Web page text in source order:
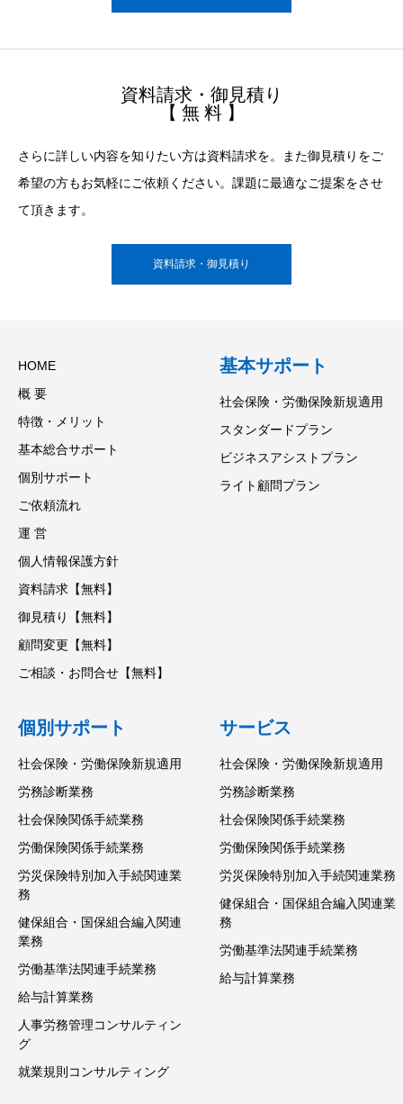
資料請求・御見積り
【 無 料 】
さらに詳しい内容を知りたい方は資料請求を。また御見積りをご
希望の方もお気軽にご依頼ください。課題に最適なご提案をさせ
て頂きます。
資料請求・御見積り
HOME
概 要
特徴・メリット
基本総合サポート
個別サポート
ご依頼流れ
運 営
個人情報保護方針
資料請求【無料】
御見積り【無料】
顧問変更【無料】
ご相談・お問合せ【無料】
基本サポート
社会保険・労働保険新規適用
スタンダードプラン
ビジネスアシストプラン
ライト顧問プラン
個別サポート
社会保険・労働保険新規適用
労務診断業務
社会保険関係手続業務
労働保険関係手続業務
労災保険特別加入手続関連業
務
健保組合・国保組合編入関連
業務
労働基準法関連手続業務
給与計算業務
人事労務管理コンサルティン
グ
就業規則コンサルティング
サービス
社会保険・労働保険新規適用
労務診断業務
社会保険関係手続業務
労働保険関係手続業務
労災保険特別加入手続関連業務
健保組合・国保組合編入関連業
務
労働基準法関連手続業務
給与計算業務